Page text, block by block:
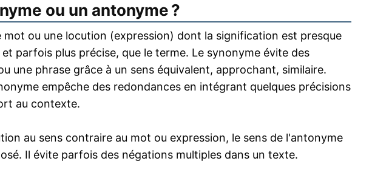
ou un antonyme ?
mot ou une locution (expression) dont la signification est presque
parfois plus précise, que le terme. Le synonyme évite des
une phrase grâce à un sens équivalent, approchant, similaire.
empêche des redondances en intégrant quelques précisions
au contexte.
au sens contraire au mot ou expression, le sens de l'antonyme
Il évite parfois des négations multiples dans un texte.